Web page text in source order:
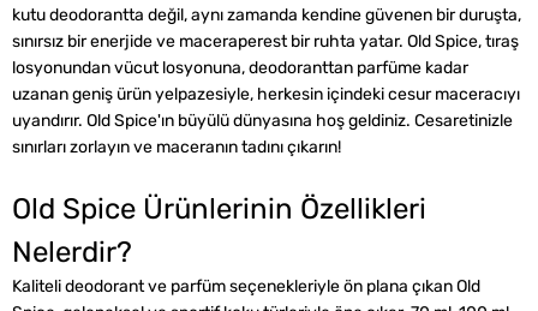
kutu deodorantta değil, aynı zamanda kendine güvenen bir duruşta,
sınırsız bir enerjide ve maceraperest bir ruhta yatar. Old Spice, tıraş
losyonundan vücut losyonuna, deodoranttan parfüme kadar
uzanan geniş ürün yelpazesiyle, herkesin içindeki cesur maceracıyı
uyandırır. Old Spice'ın büyülü dünyasına hoş geldiniz. Cesaretinizle
sınırları zorlayın ve maceranın tadını çıkarın!
Old Spice Ürünlerinin Özellikleri
Nelerdir?
Kaliteli deodorant ve parfüm seçenekleriyle ön plana çıkan Old